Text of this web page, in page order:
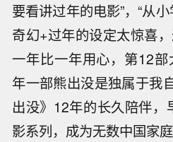
要看讲过年的电影”，“从
奇幻+过年的设定太惊喜
一年比一年用心，第12部
年一部熊出没是独属于我
出没》12年的长久陪伴
影系列，成为无数中国家